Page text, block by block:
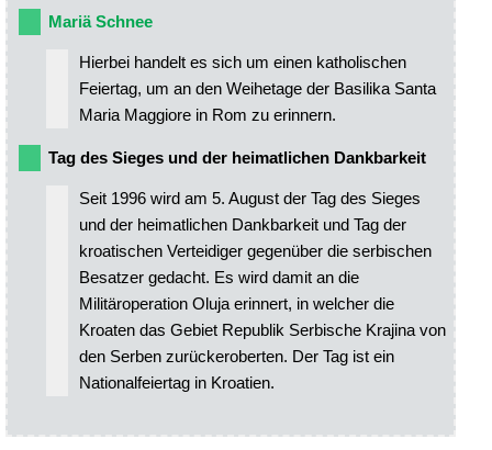
Mariä Schnee
Hierbei handelt es sich um einen katholischen
Feiertag, um an den Weihetage der Basilika Santa
Maria Maggiore in Rom zu erinnern.
Tag des Sieges und der heimatlichen Dankbarkeit
Seit 1996 wird am 5. August der Tag des Sieges
und der heimatlichen Dankbarkeit und Tag der
kroatischen Verteidiger gegenüber die serbischen
Besatzer gedacht. Es wird damit an die
Militäroperation Oluja erinnert, in welcher die
Kroaten das Gebiet Republik Serbische Krajina von
den Serben zurückeroberten. Der Tag ist ein
Nationalfeiertag in Kroatien.